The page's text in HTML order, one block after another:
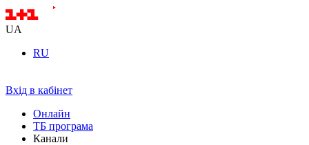
UA
RU
Вхід в кабінет
Онлайн
ТБ програма
Канали